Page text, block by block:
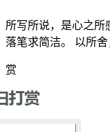
所写所说，是心之所
落笔求简洁。 以所
赏